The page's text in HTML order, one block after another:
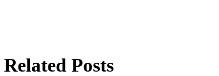
Related Posts